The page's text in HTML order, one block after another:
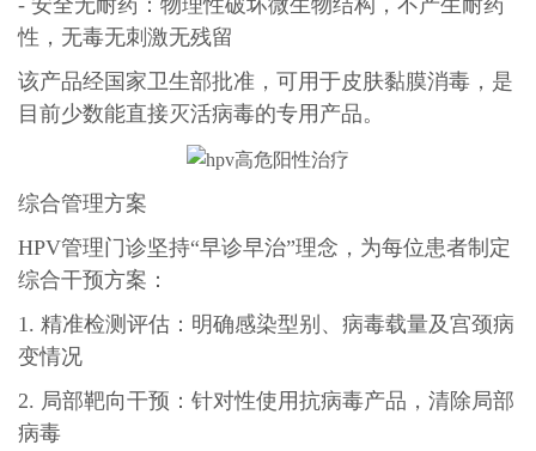
性，无毒无刺激无残留
该产品经国家卫生部批准，可用于皮肤黏膜消毒，是
目前少数能直接灭活病毒的专用产品。
综合管理方案
HPV管理门诊坚持“早诊早治”理念，为每位患者制定
综合干预方案：
1. 精准检测评估：明确感染型别、病毒载量及宫颈病
变情况
2. 局部靶向干预：针对性使用抗病毒产品，清除局部
病毒